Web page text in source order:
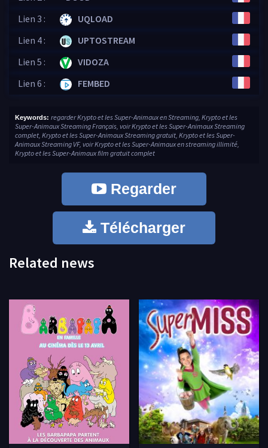
Lien 3 :
UQLOAD
Lien 4 :
UPTOSTREAM
Lien 5 :
VIDOZA
Lien 6 :
FEMBED
Keywords: regarder Krypto et les Super-Animaux en Streaming, Krypto et les
Super-Animaux Streaming Français, voir Krypto et les Super-Animaux Streaming
complet, Krypto et les Super-Animaux Streaming gratuit, Krypto et les Super-
Animaux Streaming VF, voir Krypto et les Super-Animaux en streaming illimité,
Krypto et les Super-Animaux film gratuit complet
Regarder
Télécharger
Related news